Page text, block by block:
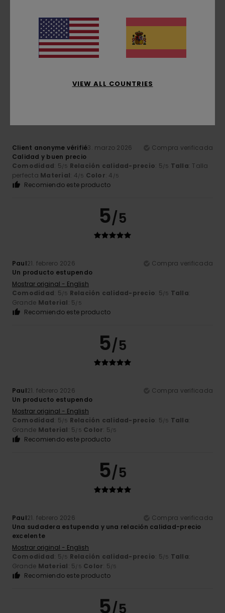
Guillomot12. marzo 2026
Compra verificada
De buen corte y cómodo
Mostrar original - Français
Comodidad: 5/5 Talla : Talla perfectaColor: 5/5
Client anonyme vérifié3. marzo 2026
Compra verificada
Calidad y buen precio
Comodidad: 5/5 Relación calidad-precio: 5/5 Talla: Talla
perfecta Material: 4/5 Color: 4 /5
Recomiendo este producto
5/5
Paul21. febrero 2026
Compra verificada
Un producto estupendo
Mostrar original - English
Comodidad: 5/5 Relación calidad-precio: 5/5 Talla:
Grande Material: 5/5
Recomiendo este producto
5/5
Paul21. febrero 2026
Compra verificada
Un producto estupendo
Mostrar original - English
Comodidad: 5/5 Relación calidad-precio: 5/5 Talla:
Grande Material: 5/5 Color: 5/5
Recomiendo este producto
5/5
Paul21. febrero 2026
Compra verificada
Una sudadera estupenda y una relación calidad-precio
excelente
Mostrar original - English
Comodidad: 5/5 Relación calidad-precio: 5/5 Talla:
Grande Material: 5/5 Color: 5/5
Recomiendo este producto
5/5
VIEW ALL COUNTRIES